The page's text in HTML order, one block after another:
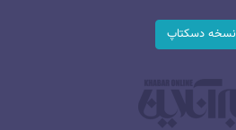
نسخه دسکتاپ